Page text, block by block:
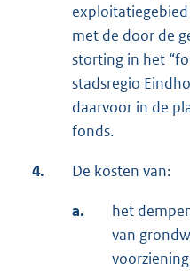
met de door de
storting in het
stadsregio
daarvoor in de
fonds.
4. De kosten van:
a.
het
van